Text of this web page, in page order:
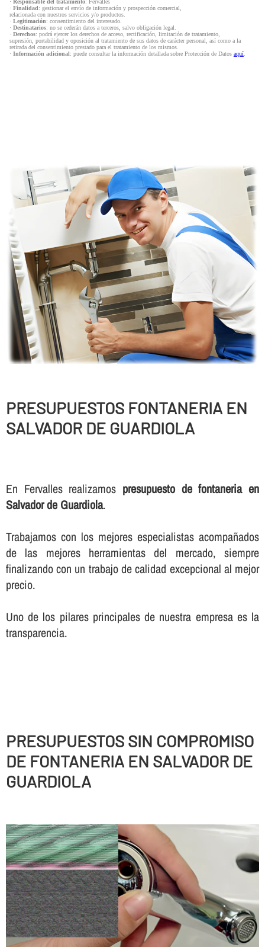
· Responsable del tratamiento: Fervalles
· Finalidad: gestionar el envío de información y prospección comercial,
relacionada con nuestros servicios y/o productos.
· Legitimación: consentimiento del interesado.
· Destinatarios: no se cederán datos a terceros, salvo obligación legal.
· Derechos: podrá ejercer los derechos de acceso, rectificación, limitación de tratamiento,
supresión, portabilidad y oposición al tratamiento de sus datos de carácter personal, así como a la
retirada del consentimiento prestado para el tratamiento de los mismos.
· Información adicional: puede consultar la información detallada sobre Protección de Datos aquí.
PRESUPUESTOS FONTANERIA EN
SALVADOR DE GUARDIOLA
En Fervalles realizamos presupuesto de fontaneria en
Salvador de Guardiola.
Trabajamos con los mejores especialistas acompañados
de las mejores herramientas del mercado, siempre
finalizando con un trabajo de calidad excepcional al mejor
precio.
Uno de los pilares principales de nuestra empresa es la
transparencia.
PRESUPUESTOS SIN COMPROMISO
DE FONTANERIA EN SALVADOR DE
GUARDIOLA